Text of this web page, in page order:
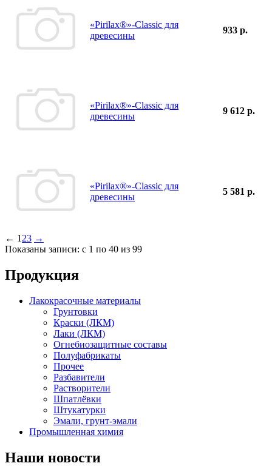
«Pirilax®»-Classic для
древесины
933 р.
«Pirilax®»-Classic для
древесины
9 612 р.
«Pirilax®»-Classic для
древесины
5 581 р.
← 1 23 →
Показаны записи: с 1 по 40 из 99
Продукция
Лакокрасочные материалы
Грунтовки
Краски (ЛКМ)
Лаки (ЛКМ)
Огнебиозащитные составы
Полуфабрикаты
Прочее
Разбавители
Растворители
Шпатлёвки
Штукатурки
Эмали, грунт-эмали
Промышленная химия
Наши новости